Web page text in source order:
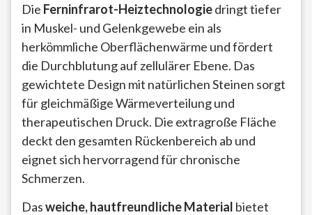
Die Ferninfrarot-Heiztechnologiedringt tiefer
in Muskel- und Gelenkgewebe ein als
herkömmliche Oberflächenwärme und fördert
die Durchblutung auf zellulärer Ebene. Das
gewichtete Design mit natürlichen Steinen sorgt
für gleichmäßige Wärmeverteilung und
therapeutischen Druck. Die extragroße Fläche
deckt den gesamten Rückenbereich ab und
eignet sich hervorragend für chronische
Schmerzen.
Dasweiche, hautfreundliche Material bietet